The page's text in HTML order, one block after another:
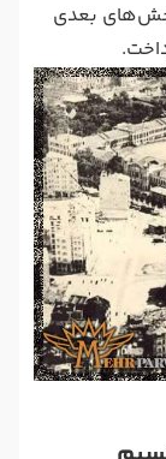
بعدی